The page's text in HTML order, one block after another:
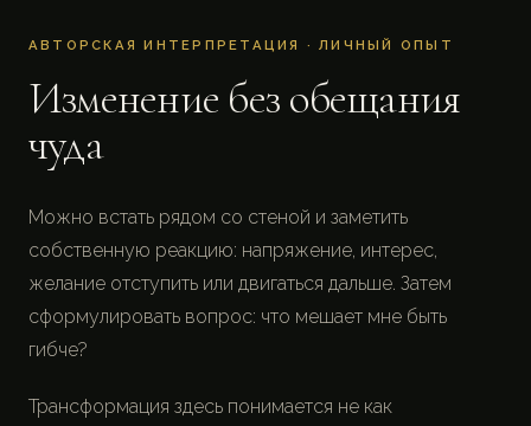
АВТОРСКАЯ ИНТЕРПРЕТАЦИЯ · ЛИЧНЫЙ ОПЫТ
Изменение без обещания
чуда
Можно встать рядом со стеной и заметить
собственную реакцию: напряжение, интерес,
желание отступить или двигаться дальше. Затем
сформулировать вопрос: что мешает мне быть
гибче?
Трансформация здесь понимается не как